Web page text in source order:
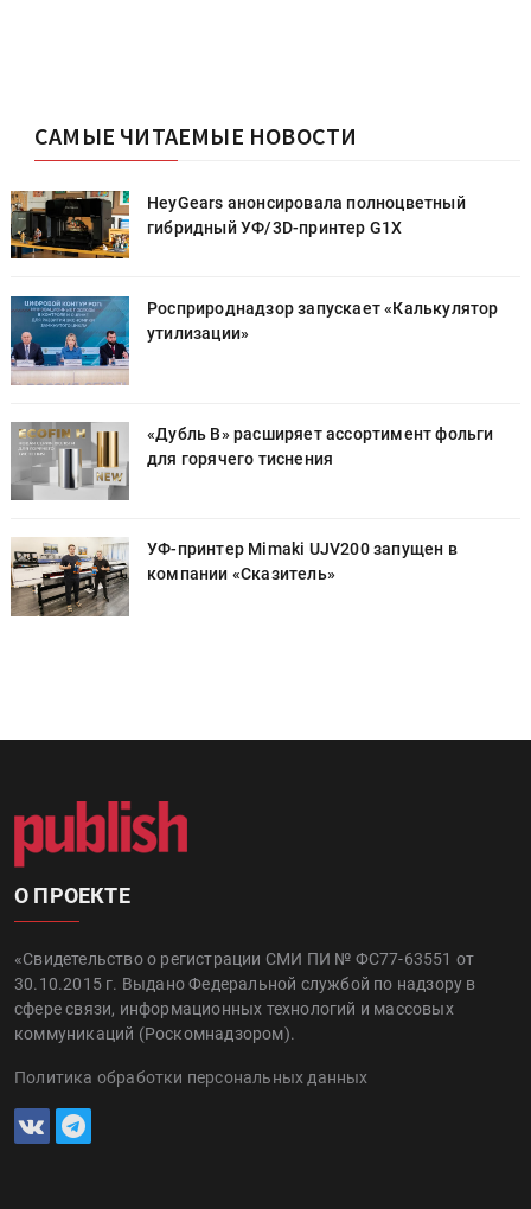
САМЫЕ ЧИТАЕМЫЕ НОВОСТИ
HeyGears анонсировала полноцветный
гибридный УФ/3D-принтер G1X
Росприроднадзор запускает «Калькулятор
утилизации»
«Дубль В» расширяет ассортимент фольги
для горячего тиснения
УФ-принтер Mimaki UJV200 запущен в
компании «Сказитель»
О ПРОЕКТЕ
«Свидетельство о регистрации СМИ ПИ № ФС77-63551 от
30.10.2015 г. Выдано Федеральной службой по надзору в
сфере связи, информационных технологий и массовых
коммуникаций (Роскомнадзором).
Политика обработки персональных данных